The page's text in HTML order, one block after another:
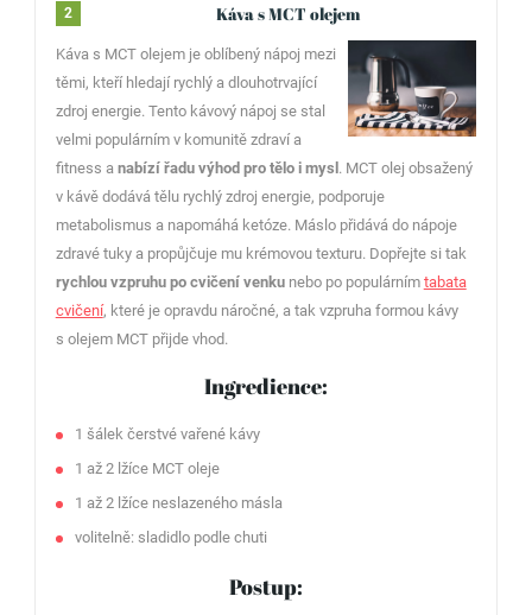
2 Káva s MCT olejem
Káva s MCT olejem je oblíbený nápoj mezi
těmi, kteří hledají rychlý a dlouhotrvající
zdroj energie. Tento kávový nápoj se stal
velmi populárním v komunitě zdraví a
fitness a nabízí řadu výhod pro tělo i mysl . MCT olej obsažený
v kávě dodává tělu rychlý zdroj energie, podporuje
metabolismus a napomáhá ketóze. Máslo přidává do nápoje
zdravé tuky a propůjčuje mu krémovou texturu. Dopřejte si tak
rychlou vzpruhu po cvičení venkunebo po populárním tabata
cvičení, které je opravdu náročné, a tak vzpruha formou kávy
s olejem MCT přijde vhod.
Ingredience:
1 šálek čerstvé vařené kávy
1 až 2 lžíce MCT oleje
1 až 2 lžíce neslazeného másla
volitelně: sladidlo podle chuti
Postup: